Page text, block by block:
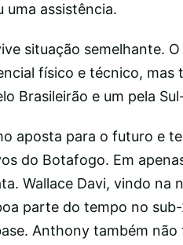
uma assistência.
situação semelhante.
físico e técnico,
Brasileirão e um pela
aposta para o futuro e
do Botafogo. Em
Wallace Davi, vindo
parte do tempo no
Anthony também